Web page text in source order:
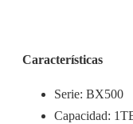
Características
Serie: BX500
Capacidad: